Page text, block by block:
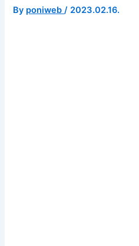
By poniweb/ 2023.02.16.